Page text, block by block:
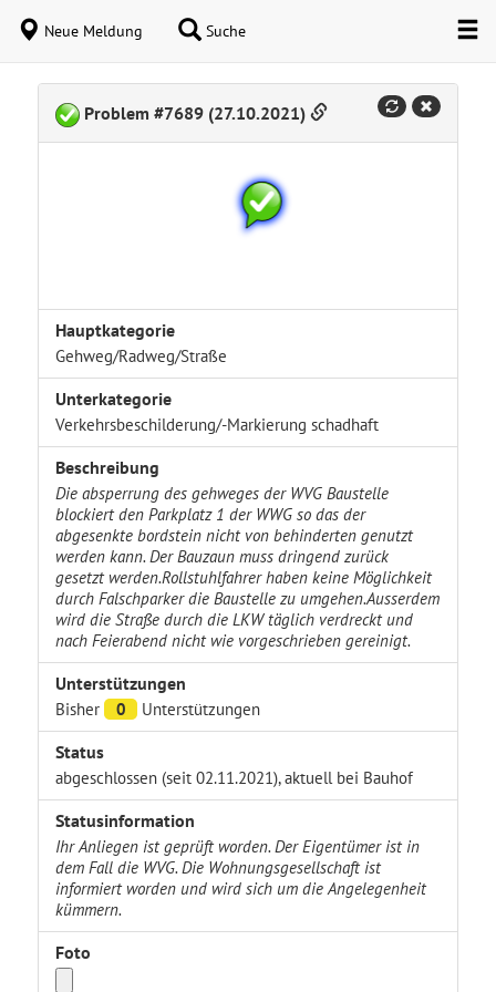
Neue Meldung Suche
Problem #7689 (27.10.2021)
Hauptkategorie
Gehweg/Radweg/Straße
Unterkategorie
Verkehrsbeschilderung/-Markierung schadhaft
Beschreibung
Die absperrung des gehweges der WVG Baustelle
blockiert den Parkplatz 1 der WWG so das der
abgesenkte bordstein nicht von behinderten genutzt
werden kann. Der Bauzaun muss dringend zurück
gesetzt werden.Rollstuhlfahrer haben keine Möglichkeit
durch Falschparker die Baustelle zu umgehen.Ausserdem
wird die Straße durch die LKW täglich verdreckt und
nach Feierabend nicht wie vorgeschrieben gereinigt.
Unterstützungen
Bisher 0 Unterstützungen
Status
abgeschlossen (seit 02.11.2021), aktuell bei Bauhof
Statusinformation
Ihr Anliegen ist geprüft worden. Der Eigentümer ist in
dem Fall die WVG. Die Wohnungsgesellschaft ist
informiert worden und wird sich um die Angelegenheit
kümmern.
Foto